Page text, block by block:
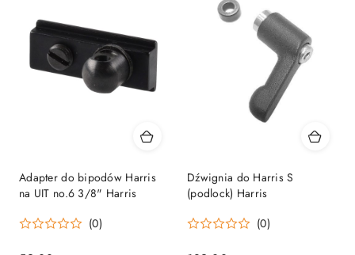
Adapter do bipodów Harris
na UIT no.6 3/8" Harris
(0)
Dźwignia do Harris S
(podlock) Harris
(0)